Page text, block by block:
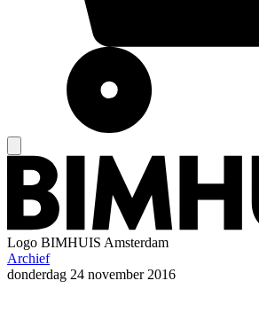
Logo BIMHUIS Amsterdam
Archief
donderdag 24 november 2016